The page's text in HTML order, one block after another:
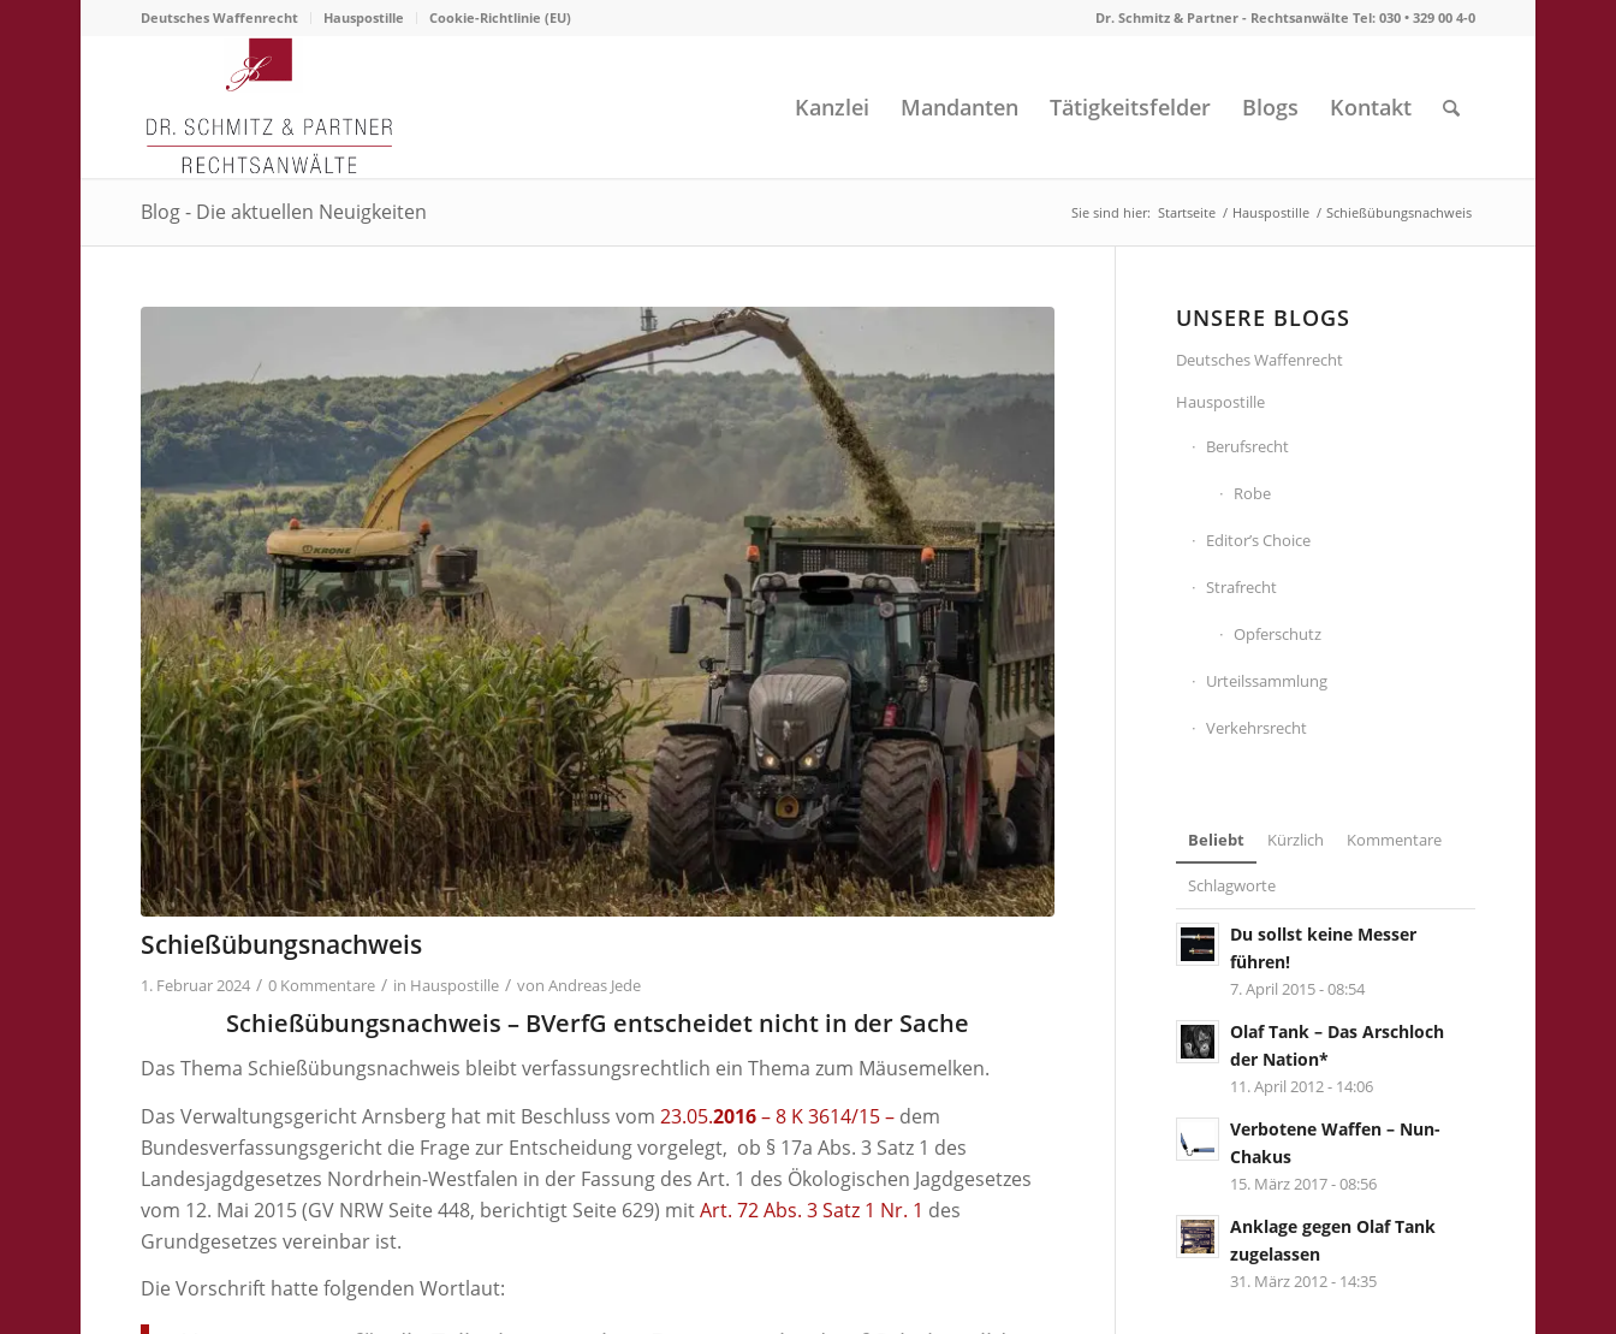
Deutsches Waffenrecht Hauspostille Cookie-Richtlinie (EU) Dr. Schmitz & Partner - Rechtsanwälte Tel: 030 • 329 00 4-0
Kanzlei Mandanten Tätigkeitsfelder Blogs Kontakt
Blog - Die aktuellen Neuigkeiten Sie sind hier: Startseite / Hauspostille / Schießübungsnachweis
Schießübungsnachweis
1. Februar 2024 / 0 Kommentare / in Hauspostille / vonAndreas Jede
Schießübungsnachweis – BVerfG entscheidet nicht in der Sache
Das Thema Schießübungsnachweis bleibt verfassungsrechtlich ein Thema zum Mäusemelken.
Das Verwaltungsgericht Arnsberg hat mit Beschluss vom23.05.2016– 8 K 3614/15 – dem
Bundesverfassungsgericht die Frage zur Entscheidung vorgelegt, ob § 17a Abs. 3 Satz 1 des
Landesjagdgesetzes Nordrhein-Westfalen in der Fassung des Art. 1 des Ökologischen Jagdgesetzes
vom 12. Mai 2015 (GV NRW Seite 448, berichtigt Seite 629) mitArt. 72 Abs. 3 Satz 1 Nr. 1 des
Grundgesetzes vereinbar ist.
Die Vorschrift hatte folgenden Wortlaut:
UNSERE BLOGS
Deutsches Waffenrecht
Hauspostille
Berufsrecht
Robe
Editor’s Choice
Strafrecht
Opferschutz
Urteilssammlung
Verkehrsrecht
Beliebt Kürzlich Kommentare
Schlagworte
Du sollst keine Messer
führen!
7. April 2015 - 08:54
Olaf Tank – Das Arschloch
der Nation*
11. April 2012 - 14:06
Verbotene Waffen – Nun-
Chakus
15. März 2017 - 08:56
Anklage gegen Olaf Tank
zugelassen
31. März 2012 - 14:35